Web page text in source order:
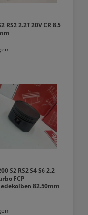
RS2 2.2T 20V CR 8.5
S2 RS2 S4 S6 2.2
FCP
82.50mm